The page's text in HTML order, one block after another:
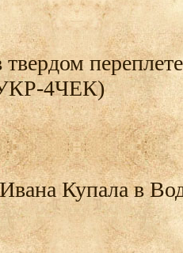
4ЧЕК)
Купала в